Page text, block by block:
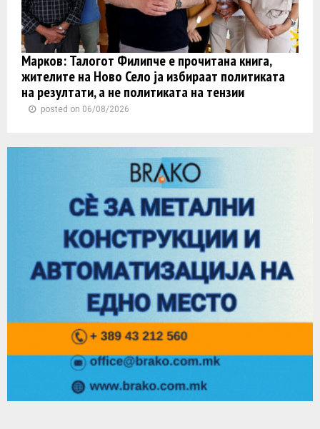
Марков: Талогот Филипче е прочитана книга,
жителите на Ново Село ја избираат политиката
на резултати, а не политиката на тензии
posted on 06/08/2026